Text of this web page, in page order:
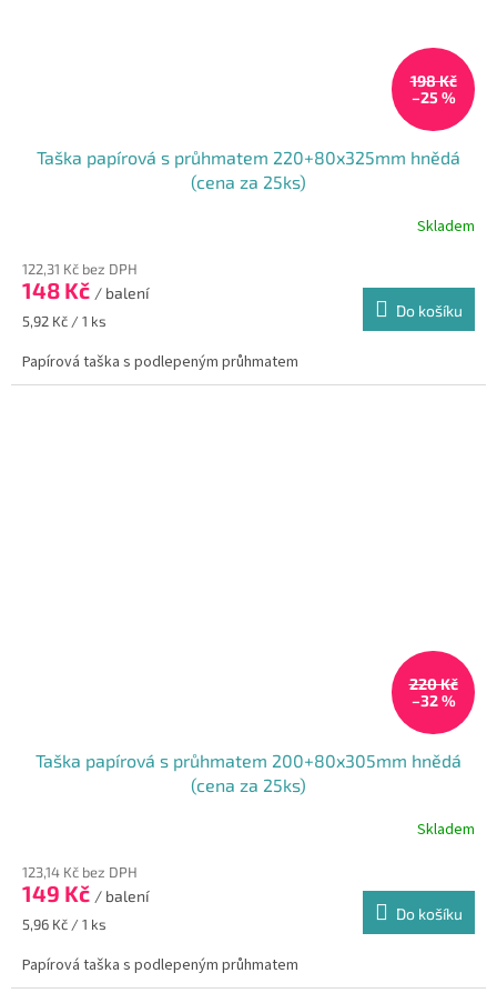
198 Kč
–25 %
Taška papírová s průhmatem 220+80x325mm hnědá
(cena za 25ks)
produktu
je
5,0
z
5
hvězdiček.
Skladem
122,31 Kč bez DPH
148 Kč / balení
Měrná
5,92 Kč / 1 ks
Do košíku
Papírová taška s podlepeným průhmatem
220 Kč
–32 %
Taška papírová s průhmatem 200+80x305mm hnědá
(cena za 25ks)
produktu
je
5,0
z
5
hvězdiček.
Skladem
123,14 Kč bez DPH
149 Kč / balení
Měrná
5,96 Kč / 1 ks
Do košíku
Papírová taška s podlepeným průhmatem